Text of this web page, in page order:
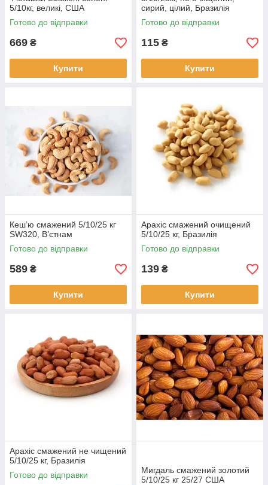
5/10кг, великі, США
Готово до відправки
669 ₴
Купити
сирий, цілий, Бразилія
Готово до відправки
115 ₴
Купити
Кешʼю смажений 5/10/25 кг
SW320, В’єтнам
Готово до відправки
589 ₴
Купити
Арахіс смажений очищений
5/10/25 кг, Бразилія
Готово до відправки
139 ₴
Купити
Арахіс смажений не чищений
5/10/25 кг, Бразилія
Готово до відправки
Мигдаль смажений золотий
5/10/25 кг 25/27 США